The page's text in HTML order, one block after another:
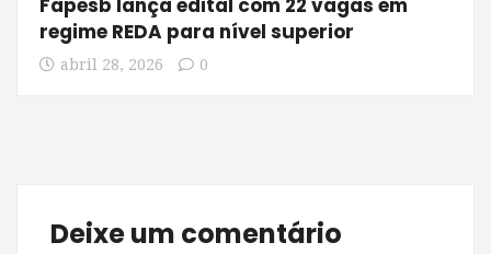
Fapesb lança edital com 22 vagas em
regime REDA para nível superior
abril 28, 2026 0
Deixe um comentário